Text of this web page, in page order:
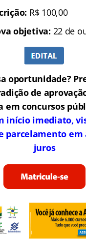
R$ 100,00
objetiva: 22 de
oportunidade?
de
em concursos
início imediato,
parcelamento em
juros